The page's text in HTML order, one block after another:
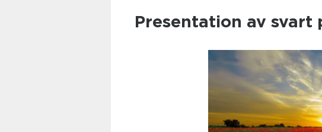
Presentation av svart